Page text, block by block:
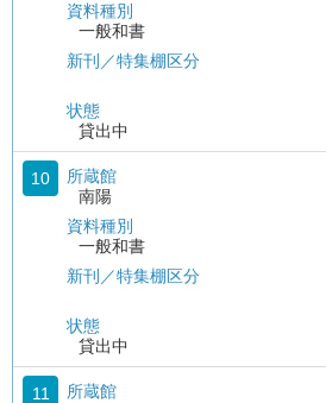
資料種別
一般和書
新刊／特集棚区分
状態
貸出中
10
所蔵館
南陽
資料種別
一般和書
新刊／特集棚区分
状態
貸出中
11
所蔵館